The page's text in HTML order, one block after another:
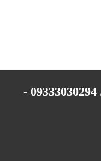
پشتیبانی در ساعات غیر اداری 09333030294 -